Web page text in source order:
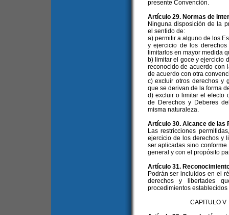
presente Convención.
Artículo 29. Normas de
Ninguna disposición de la
el sentido de:
a) permitir a alguno de los
y ejercicio de los
limitarlos en mayor medida
b) limitar el goce y ejercicio
reconocido de acuerdo con
de acuerdo con otra
c) excluir otros derechos y
que se derivan de la forma
d) excluir o limitar el efecto
de Derechos y Deberes
misma naturaleza.
Artículo 30. Alcance de las
Las restricciones
ejercicio de los derechos y
ser aplicadas sino
general y con el propósito
Artículo 31.
Podrán ser incluidos en el
derechos y libertades
procedimientos
CAPITULO V